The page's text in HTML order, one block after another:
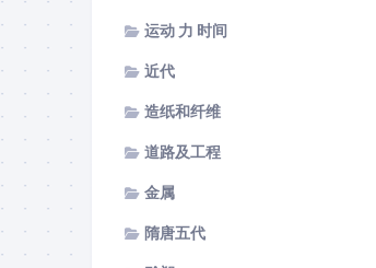
运动 力 时间
近代
造纸和纤维
道路及工程
金属
隋唐五代